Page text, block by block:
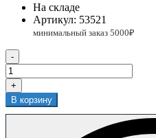
На складе
Артикул: 53521
-
+
В корзину